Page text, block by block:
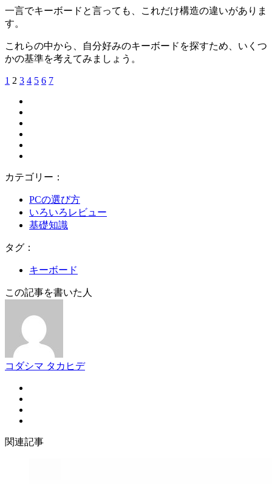
一言でキーボードと言っても、これだけ構造の違いがありま
す。
これらの中から、自分好みのキーボードを探すため、いくつ
かの基準を考えてみましょう。
1 2 3 4 5 6 7
カテゴリー：
PCの選び方
いろいろレビュー
基礎知識
タグ：
キーボード
この記事を書いた人
コダシマ タカヒデ
関連記事